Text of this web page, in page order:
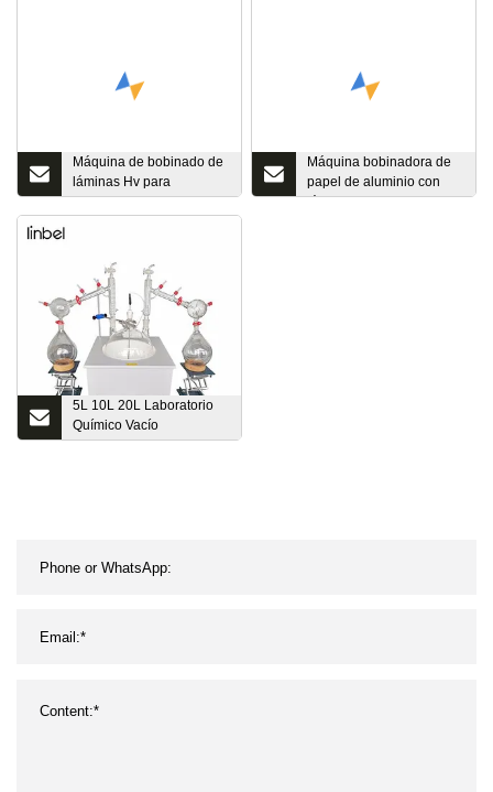
Máquina de bobinado de
láminas Hv para
transformadores para
Máquina bobinadora de
papel de aluminio con
lámina de doble capa
5L 10L 20L Laboratorio
Químico Vacío
Evaporador de recorrido